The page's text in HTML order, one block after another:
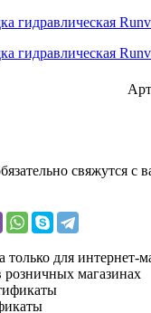
свяжутся с
только для интернет-
розничных магазинах